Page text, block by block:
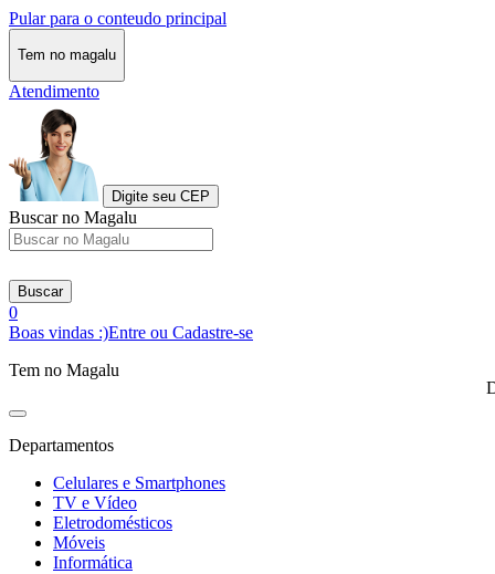
Pular para o conteudo principal
Tem no magalu
Atendimento
Digite seu CEP
Buscar no Magalu
Buscar
0
Boas vindas :)Entre ou Cadastre-se
Tem no Magalu
Departamentos
Celulares e Smartphones
TV e Vídeo
Eletrodomésticos
Móveis
Informática